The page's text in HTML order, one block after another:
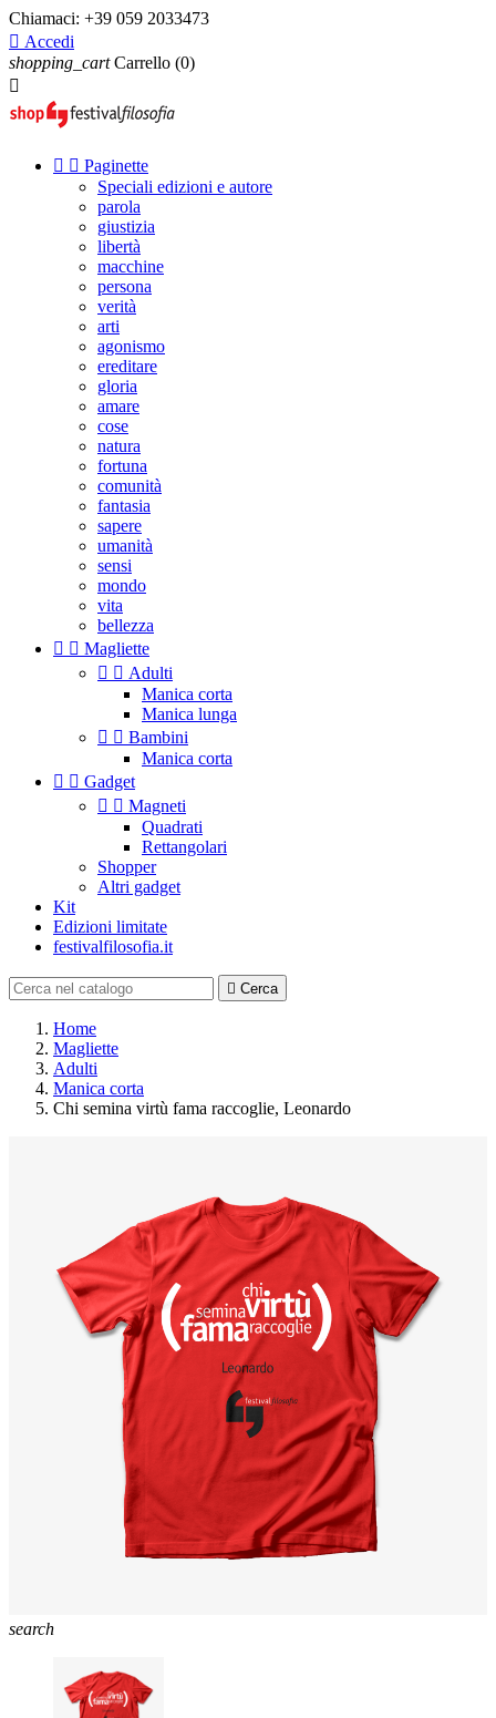
Chiamaci: +39 059 2033473
 Accedi
shopping_cart Carrello (0)

  Paginette
Speciali edizioni e autore
parola
giustizia
libertà
macchine
persona
verità
arti
agonismo
ereditare
gloria
amare
cose
natura
fortuna
comunità
fantasia
sapere
umanità
sensi
mondo
vita
bellezza
  Magliette
  Adulti
Manica corta
Manica lunga
  Bambini
Manica corta
  Gadget
  Magneti
Quadrati
Rettangolari
Shopper
Altri gadget
Kit
Edizioni limitate
festivalfilosofia.it
 Cerca
Home
Magliette
Adulti
Manica corta
Chi semina virtù fama raccoglie, Leonardo
search